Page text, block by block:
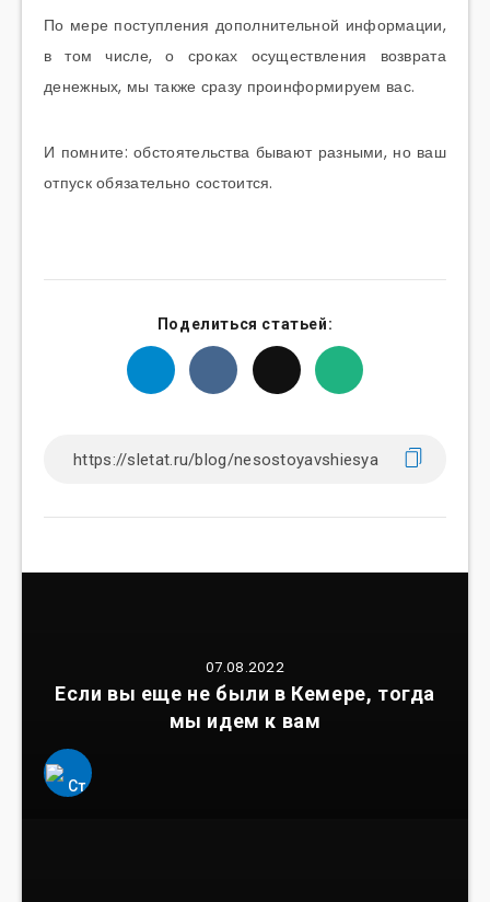
По мере поступления дополнительной информации,
в том числе, о сроках осуществления возврата
денежных, мы также сразу проинформируем вас.
И помните: обстоятельства бывают разными, но ваш
отпуск обязательно состоится.
Поделиться статьей:
07.08.2022
Если вы еще не были в Кемере, тогда
мы идем к вам